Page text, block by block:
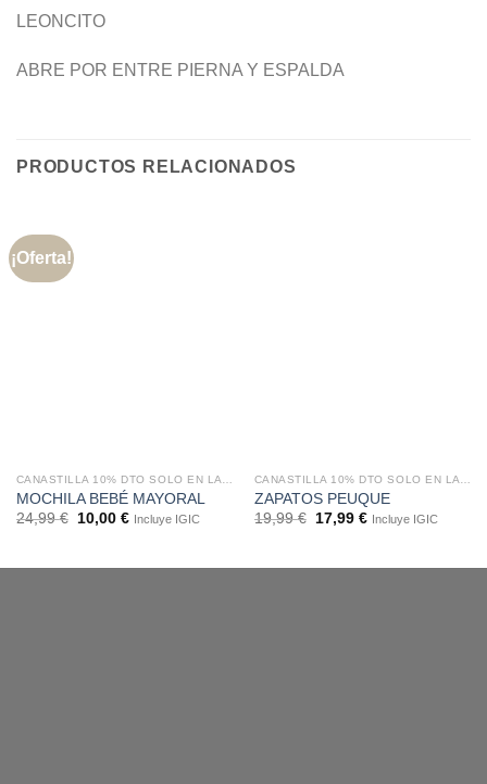
LEONCITO
ABRE POR ENTRE PIERNA Y ESPALDA
PRODUCTOS RELACIONADOS
¡Oferta!
MOCHILA BEBÉ MAYORAL
24,99€ 10,00 € Incluye IGIC
ZAPATOS PEUQUE
19,99€ 17,99 € Incluye IGIC